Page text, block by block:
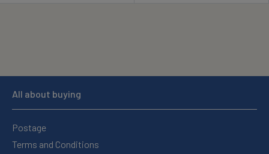
All about buying
Postage
Terms and Conditions